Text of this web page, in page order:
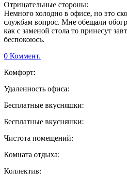
Отрицательные стороны:
Немного холодно в офисе, но это
службам вопрос. Мне обещали
как с заменой стола то принесут
беспокоюсь.
0 Коммент.
Комфорт:
Удаленность офиса:
Бесплатные вкусняшки:
Бесплатные вкусняшки:
Чистота помещений:
Комната отдыха:
Коллектив: